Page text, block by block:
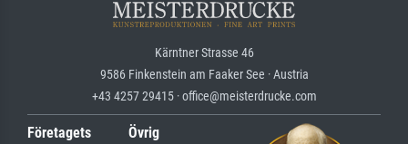
Kärntner Strasse 46
9586 Finkenstein am Faaker See · Austria
+43 4257 29415 · office@meisterdrucke.com
Företagets
Övrig